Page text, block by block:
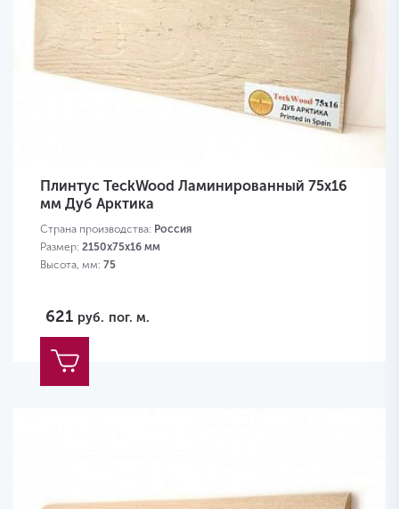
Плинтус TeckWood Ламинированный 75х16
мм Дуб Арктика
Страна производства: Россия
Размер: 2150х75х16 мм
Высота, мм: 75
621 руб. пог. м.